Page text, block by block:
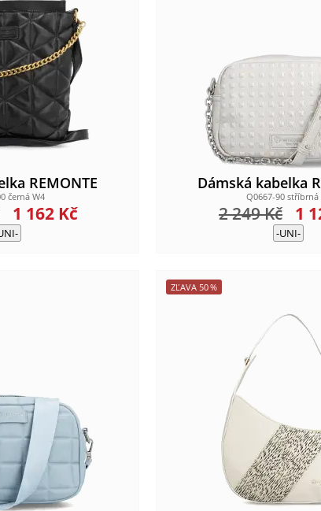
REMONTE
černá W4
1 162 Kč
Dámská kabelka
Q0667-90 stříbrná
1
2 249Kč
-UNI-
ZĽAVA 50%